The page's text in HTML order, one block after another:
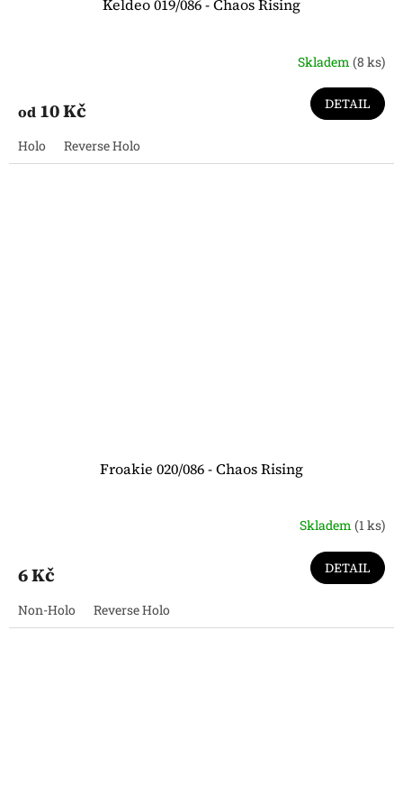
Keldeo 019/086 - Chaos Rising
Skladem (8 ks)
od 10 Kč DETAIL
Holo Reverse Holo
Froakie 020/086 - Chaos Rising
Skladem (1 ks)
6 Kč DETAIL
Non-Holo Reverse Holo